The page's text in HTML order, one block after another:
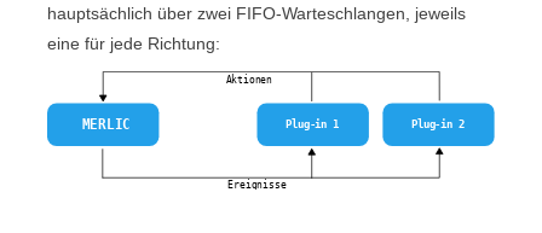
hauptsächlich über zwei FIFO-Warteschlangen, jeweils
eine für jede Richtung: